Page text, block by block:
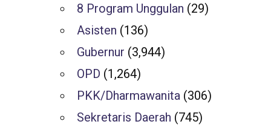
8 Program Unggulan (29)
Asisten (136)
Gubernur (3,944)
OPD (1,264)
PKK/Dharmawanita (306)
Sekretaris Daerah (745)